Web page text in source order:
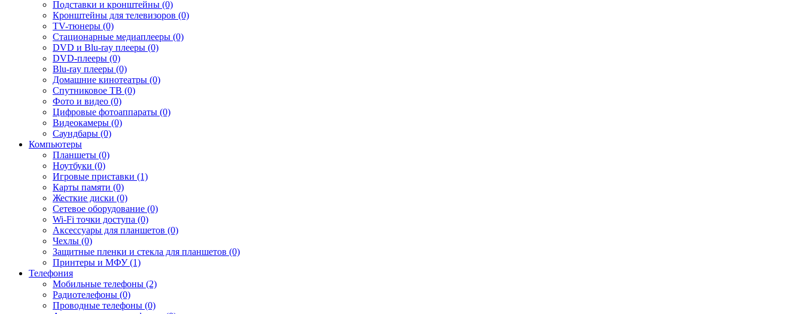
Подставки и кронштейны (0)
Кронштейны для телевизоров (0)
TV-тюнеры (0)
Стационарные медиаплееры (0)
DVD и Blu-ray плееры (0)
DVD-плееры (0)
Blu-ray плееры (0)
Домашние кинотеатры (0)
Спутниковое ТВ (0)
Фото и видео (0)
Цифровые фотоаппараты (0)
Видеокамеры (0)
Саундбары (0)
Компьютеры
Планшеты (0)
Ноутбуки (0)
Игровые приставки (1)
Карты памяти (0)
Жесткие диски (0)
Сетевое оборудование (0)
Wi-Fi точки доступа (0)
Аксессуары для планшетов (0)
Чехлы (0)
Защитные пленки и стекла для планшетов (0)
Принтеры и МФУ (1)
Телефония
Мобильные телефоны (2)
Радиотелефоны (0)
Проводные телефоны (0)